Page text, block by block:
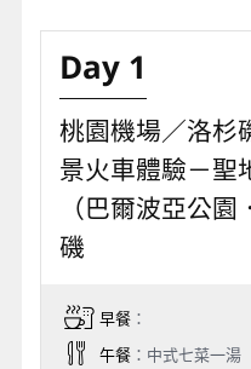
Day 1
桃園機場／洛杉
景火車體驗－聖
（巴爾波亞公
磯
早餐：
午餐：中式七菜一湯